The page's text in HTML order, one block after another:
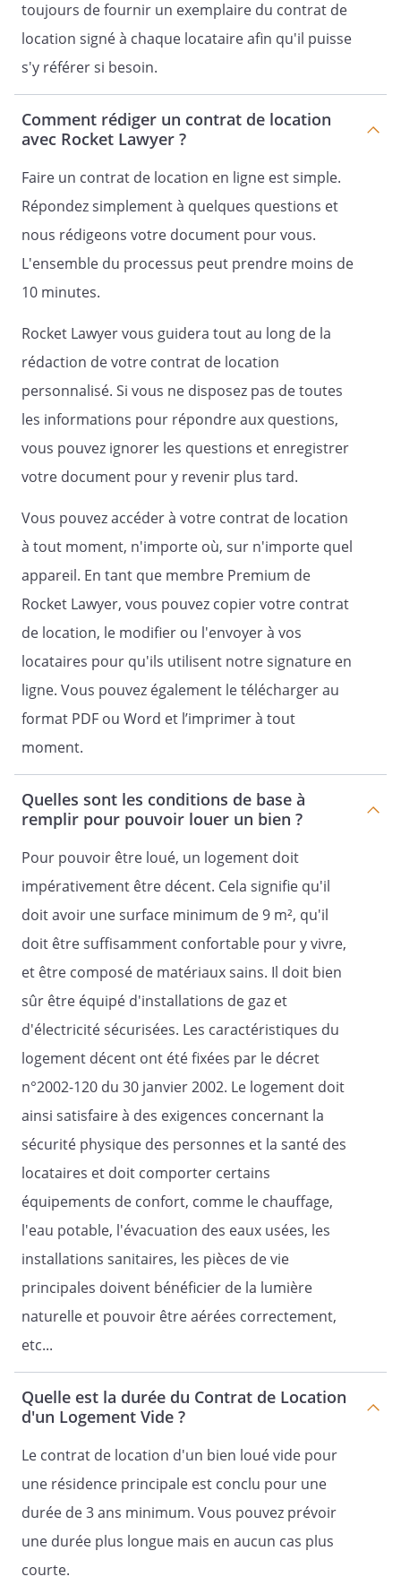
précis du dommage et de ses causes ;
un Constat de risque d'exposition au
plomb (CREP), conformément aux
dispositions de l'article L. 1334-7 du
Code de la santé publique. Ce
document prouve l'absence de
revêtements dégradés contenant du
contenant du plomb en quantité telle
qu'elle ne dépasse pas le plafond fixé
par l'arrêté du 25 avril 2006 portant
sur le CREP, si le permis de construire
de l'immeuble date d'avant 1949 ;
un Diagnostic de performance
qui précèdent la signature du présent
bail. Il est ici rappelé que le diagnostic
informative ;
un Diagnostic amiante relatif à la
présence ou à l'absence de produits
ou matériaux de construction
contenant de l'amiante dans le
communes, conformément aux
dispositions des articles L. 1334-12-1 et
R. 1334-15 du Code de la santé
un état de l'installation intérieure
d'électricité et de gaz relatif à
l'évaluation des risques pouvant
porter atteinte à la sécurité des
personnes, le cas échéant pour les
installations datant de plus de 15 ans.
Le présent contrat sera résilié
mois après l'envoi d'un commandement
demeuré infructueux, sans qu'il soit
en justice, dans les cas suivants :
non versement du dépôt de garantie
prévu au contrat ;
défaut de paiement aux termes
convenus de tout ou partie du loyer et
des charges ;
violation de la destination des lieux
loués ;
non souscription d'une assurance
trouble anormal du voisinage constaté
par voie judiciaire.
défaut d'assurance contre les risques
locatifs ou à défaut de justification au
propriétaire
Article 16 – Election de domicile
Pour l'exécution du présent acte et de
ses suites, les parties font élection de
le
, en son domicile sus-indiqué ;
le locataire, dans les lieux loués .
toujours de fournir un exemplaire du contrat de
location signé à chaque locataire afin qu'il puisse
s'y référer si besoin.
Comment rédiger un contrat de location
avec Rocket Lawyer ?
Faire un contrat de location en ligne est simple.
Répondez simplement à quelques questions et
nous rédigeons votre document pour vous.
L'ensemble du processus peut prendre moins de
10 minutes.
Rocket Lawyer vous guidera tout au long de la
rédaction de votre contrat de location
personnalisé. Si vous ne disposez pas de toutes
les informations pour répondre aux questions,
vous pouvez ignorer les questions et enregistrer
votre document pour y revenir plus tard.
Vous pouvez accéder à votre contrat de location
à tout moment, n'importe où, sur n'importe quel
appareil. En tant que membre Premium de
Rocket Lawyer, vous pouvez copier votre contrat
de location, le modifier ou l'envoyer à vos
locataires pour qu'ils utilisent notre signature en
ligne. Vous pouvez également le télécharger au
format PDF ou Word et l’imprimer à tout
moment.
Quelles sont les conditions de base à
remplir pour pouvoir louer un bien ?
Pour pouvoir être loué, un logement doit
impérativement être décent. Cela signifie qu'il
doit avoir une surface minimum de 9 m², qu'il
doit être suffisamment confortable pour y vivre,
et être composé de matériaux sains. Il doit bien
sûr être équipé d'installations de gaz et
d'électricité sécurisées. Les caractéristiques du
logement décent ont été fixées par le décret
n°2002-120 du 30 janvier 2002. Le logement doit
ainsi satisfaire à des exigences concernant la
sécurité physique des personnes et la santé des
locataires et doit comporter certains
équipements de confort, comme le chauffage,
l'eau potable, l'évacuation des eaux usées, les
installations sanitaires, les pièces de vie
principales doivent bénéficier de la lumière
naturelle et pouvoir être aérées correctement,
etc...
Quelle est la durée du Contrat de Location
d'un Logement Vide ?
Le contrat de location d'un bien loué vide pour
une résidence principale est conclu pour une
durée de 3 ans minimum. Vous pouvez prévoir
une durée plus longue mais en aucun cas plus
courte.